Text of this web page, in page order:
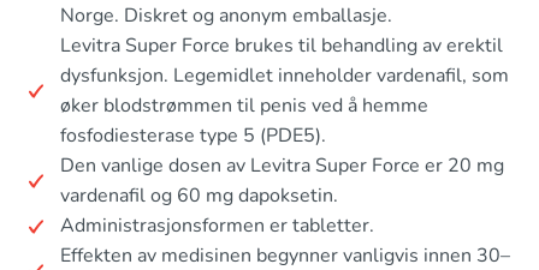
Norge. Diskret og anonym emballasje.
Levitra Super Force brukes til behandling av erektil
dysfunksjon. Legemidlet inneholder vardenafil, som
øker blodstrømmen til penis ved å hemme
fosfodiesterase type 5 (PDE5).
Den vanlige dosen av Levitra Super Force er 20 mg
vardenafil og 60 mg dapoksetin.
Administrasjonsformen er tabletter.
Effekten av medisinen begynner vanligvis innen 30–